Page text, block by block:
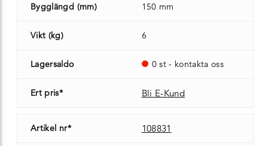
Bygglängd (mm) 150 mm
Vikt (kg) 6
Lagersaldo 0 st - kontakta oss
Ert pris* Bli E-Kund
Artikel nr* 108831